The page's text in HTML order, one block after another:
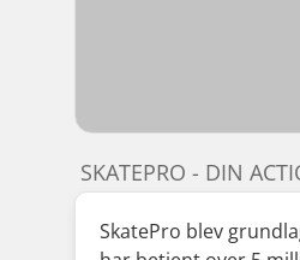
SKATEPRO - DIN
SkatePro blev